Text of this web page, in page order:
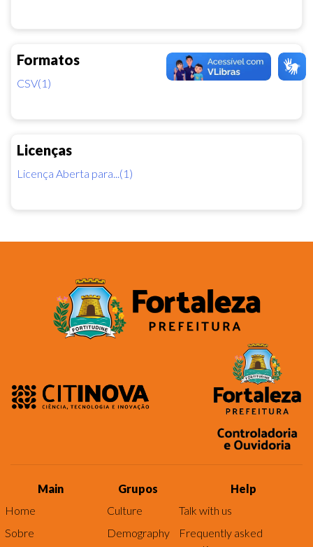
Formatos
CSV(1)
Licenças
Licença Aberta para...(1)
Main
Home
Sobre
Grupos
Culture
Demography
Help
Talk with us
Frequently asked